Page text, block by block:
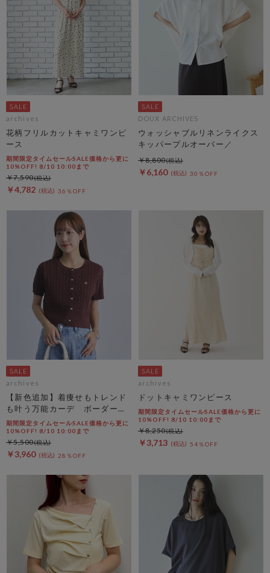
archives
花柄フリルカットキャミワンピ
ース
期間限定タイムセールSALE価格から更に
10%OFF! 8/10 10:00まで
￥4,782 36％OFF
￥7,590
DOUX ARCHIVES
ウォッシャブルリネンライクス
キッパープルオーバー／
￥6,160 30％OFF
￥8,800
archives
【新色追加】着痩せもトレンド
も叶う万能カーデ ボーダーア
ソートハーフスリーブケーブル
ニットカーディガン
期間限定タイムセールSALE価格から更に
10%OFF! 8/10 10:00まで
￥3,960 28％OFF
￥5,500
archives
ドットキャミワンピース
期間限定タイムセールSALE価格から更に
10%OFF! 8/10 10:00まで
￥3,713 54％OFF
￥8,250